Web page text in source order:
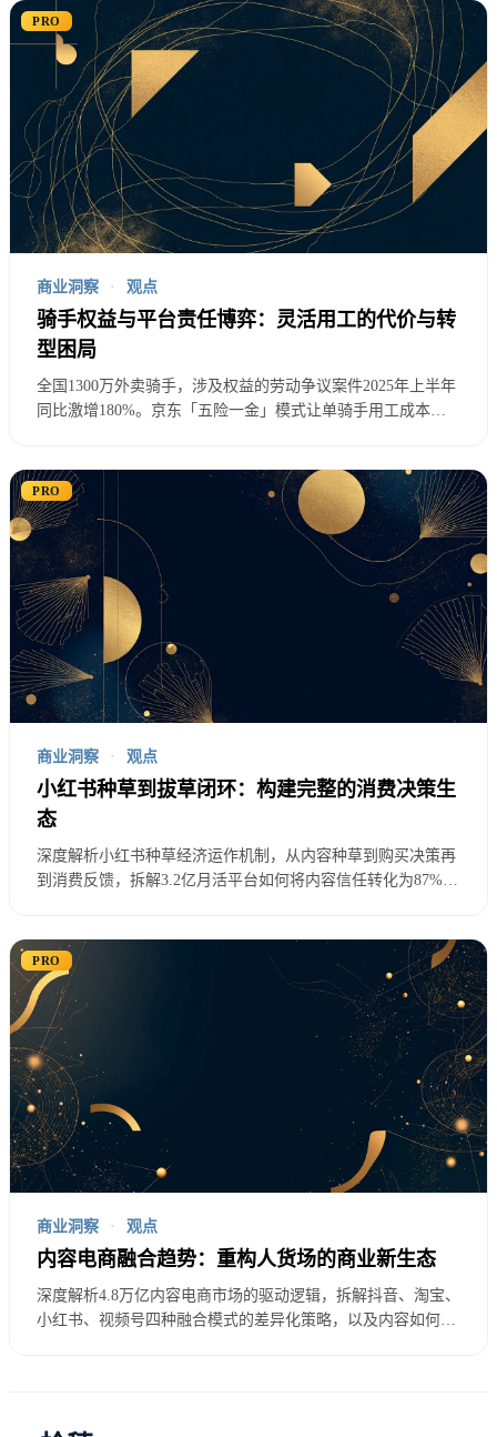
之间的天然冲突。B站用户具有强烈的”反商业化”情
绪，这种情绪源于几个方面：
纯净体验追求
：用户对”纯净”内容环境的执着，
认为过多商业内容会”污染”社区氛围
创作者情怀 ：用户更愿意支持”为爱发电”的创作
者，对明显商业化的内容存在抵触
社区归属感：将B站视为”精神家园”，担心商业化
会改变社区本质
这种文化冲突表现为：当B站推出商业化功能时，用
户满意度会明显下降。2024年B站尝试增加广告密
度，用户投诉量增长了156%，部分核心用户甚至威
胁”脱粉”。
Z世代消费特征的商业化挑战
B站用户以Z世代为主体，这一群体的消费特征给商业
化带来独特挑战：
初期，可支配收入有限。调研显示，58%的B站用户
月消费预算在500元以下。
消费决策理性： 相比其他年龄段，Z世代对广告和营
响。
价值观消费
： 更注重产品的精神价值和文化内涵，而
非功能性需求。这要求品牌投入更多成本进行文化价
值建设。
社群影响显著
： 消费决策深受社群意见影响，但也更
容易因为负面口碑而放弃购买。
B站的商业化不能简单照搬其他平台的成功模
PRO
商业洞察 · 观点
骑手权益与平台责任博弈：灵活用工的代价与转
型困局
全国1300万外卖骑手，涉及权益的劳动争议案件2025年上半年
同比激增180%。京东「五险一金」模式让单骑手用工成本上
的中国启示——本文系统解析骑手权益保护如何重塑平台商业
模式。
PRO
商业洞察 · 观点
小红书种草到拔草闭环：构建完整的消费决策生
态
深度解析小红书种草经济运作机制，从内容种草到购买决策再
到消费反馈，拆解3.2亿月活平台如何将内容信任转化为87%的
PRO
商业洞察 · 观点
内容电商融合趋势：重构人货场的商业新生态
深度解析4.8万亿内容电商市场的驱动逻辑，拆解抖音、淘宝、
小红书、视频号四种融合模式的差异化策略，以及内容如何重